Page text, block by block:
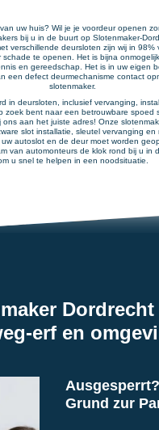
uw huis? Wil je je voordeur openen
bij u in de buurt op Slotenmaker-
verschillende deursloten zijn wij in 98%
te openen. Het is bijna
en gereedschap. Het is in uw eigen
een defect deurmechanisme contact
slotenmaker.
in deursloten, inclusief vervanging,
zoek bent naar een betrouwbare spoed
aan het juiste adres! Onze
slot installatie, sleutel vervanging en
autoslot en de deur moet worden
van automonteurs de klok rond bij u in
u snel te helpen in een noodsituatie.
Dordrecht
erf en
Grund zur